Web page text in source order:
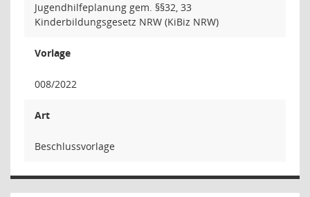
Jugendhilfeplanung gem. §§32, 33
Kinderbildungsgesetz NRW (KiBiz NRW)
Vorlage
008/2022
Art
Beschlussvorlage